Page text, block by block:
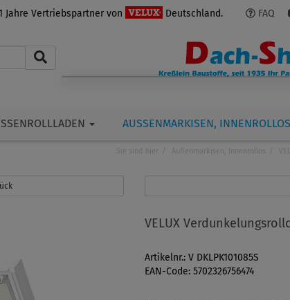
Jahre Vertriebspartner von Deutschland. FAQ
AUSSENMARKISEN, INNENROLLOS
Sie sind hier Außenmarkisen, Innenrollos
VELUX
Artikelnr.: V DKLPK101085S
EAN-Code: 5702326756474